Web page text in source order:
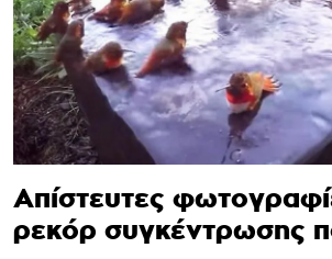
Απίστευτες
ρεκόρ συγκέντρωσης